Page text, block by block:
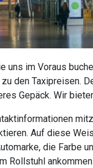
im Voraus
den Taxipreisen.
Gepäck. Wir
Auf diese
die Farbe